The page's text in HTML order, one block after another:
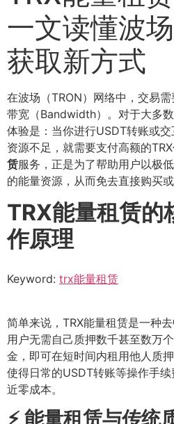
一文读懂波
获取新方式
在波场（TRON）网络中，交易
带宽（Bandwidth）。对于大多
体验是：当你进行USDT转账或
资源不足，就需要支付高额的
赁服务，正是为了帮助用户以极
的能量资源，从而免去直接购买
TRX能量租赁的
作原理
Keyword: trx能量租赁
简单来说，TRX能量租赁是一种
用户无需自己质押数千甚至数万
金，即可在短时间内租用他人质
使得日常的USDT转账等操作手
近零成本。
⚡️ 能量租赁与传统